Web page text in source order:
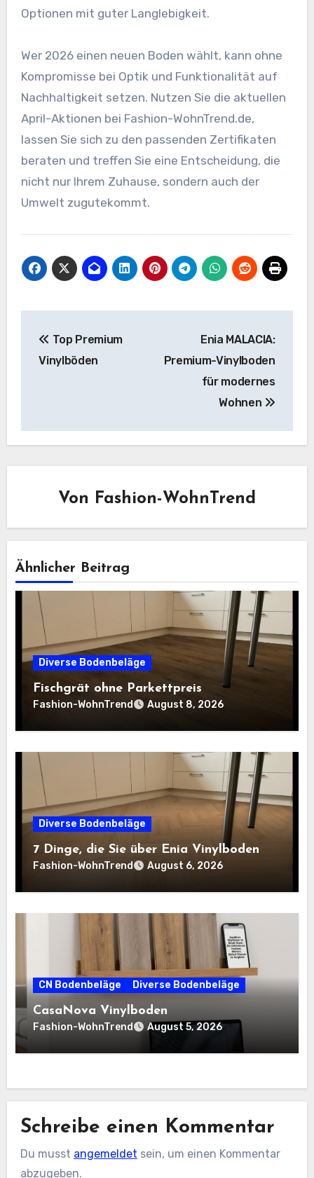
Optionen mit guter Langlebigkeit.
Wer 2026 einen neuen Boden wählt, kann ohne
Kompromisse bei Optik und Funktionalität auf
Nachhaltigkeit setzen. Nutzen Sie die aktuellen
April-Aktionen bei Fashion-WohnTrend.de,
lassen Sie sich zu den passenden Zertifikaten
beraten und treffen Sie eine Entscheidung, die
nicht nur Ihrem Zuhause, sondern auch der
Umwelt zugutekommt.
Top Premium
Vinylböden
Enia MALACIA:
Premium-Vinylboden
für modernes
Wohnen
Von Fashion-WohnTrend
Ähnlicher Beitrag
Diverse Bodenbeläge
Fischgrät ohne Parkettpreis
Fashion-WohnTrend August 8, 2026
Diverse Bodenbeläge
7 Dinge, die Sie über Enia Vinylboden
Fashion-WohnTrend August 6, 2026
CN Bodenbeläge Diverse Bodenbeläge
CasaNova Vinylboden
Fashion-WohnTrend August 5, 2026
Schreibe einen Kommentar
Du musst angemeldet sein, um einen Kommentar
abzugeben.